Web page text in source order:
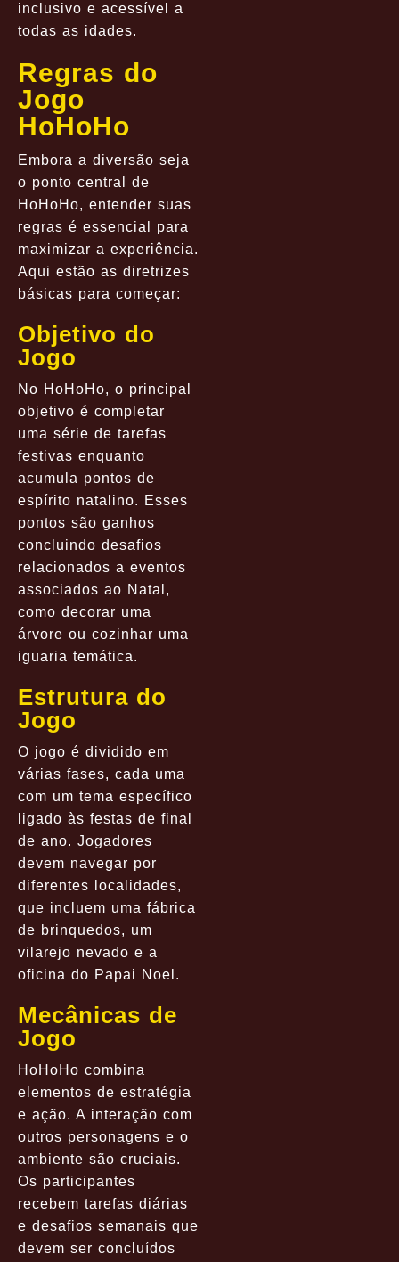
inclusivo e acessível a
todas as idades.
Regras do
Jogo
HoHoHo
Embora a diversão seja
o ponto central de
HoHoHo, entender suas
regras é essencial para
maximizar a experiência.
Aqui estão as diretrizes
básicas para começar:
Objetivo do
Jogo
No HoHoHo, o principal
objetivo é completar
uma série de tarefas
festivas enquanto
acumula pontos de
espírito natalino. Esses
pontos são ganhos
concluindo desafios
relacionados a eventos
associados ao Natal,
como decorar uma
árvore ou cozinhar uma
iguaria temática.
Estrutura do
Jogo
O jogo é dividido em
várias fases, cada uma
com um tema específico
ligado às festas de final
de ano. Jogadores
devem navegar por
diferentes localidades,
que incluem uma fábrica
de brinquedos, um
vilarejo nevado e a
oficina do Papai Noel.
Mecânicas de
Jogo
HoHoHo combina
elementos de estratégia
e ação. A interação com
outros personagens e o
ambiente são cruciais.
Os participantes
recebem tarefas diárias
e desafios semanais que
devem ser concluídos